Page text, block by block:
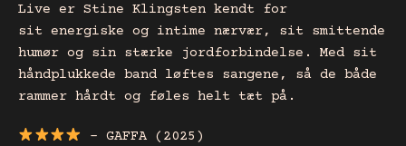
Live er Stine Klingsten kendt for
sit energiske og intime nærvær, sit smittende
humør og sin stærke jordforbindelse. Med sit
håndplukkede band løftes sangene, så de både
rammer hårdt og føles helt tæt på.
– GAFFA (2025)